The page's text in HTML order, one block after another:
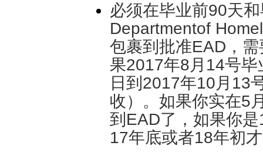
必须在毕业前90天
Departmentof
包裹到批准EAD，
果2017年8月14号
日到2017年10月13
收）。如果你实在5
到EAD了，如果你
17年底或者18年初